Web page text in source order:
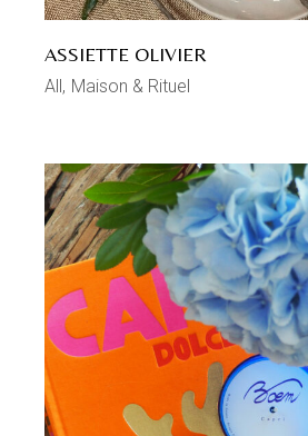
ASSIETTE OLIVIER
All
Maison & Rituel